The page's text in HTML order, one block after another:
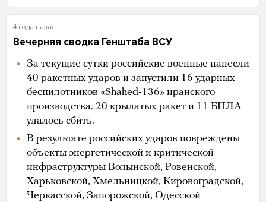
4 года назад
Вечерняя сводка Генштаба ВСУ
За текущие сутки российские военные нанесли
40 ракетных ударов и запустили 16 ударных
беспилотников «Shahed-136» иранского
производства. 20 крылатых ракет и 11 БПЛА
удалось сбить.
В результате российских ударов повреждены
объекты энергетической и критической
инфраструктуры Волынской, Ровенской,
Харьковской, Хмельницкой, Кировоградской,
Черкасской, Запорожской, Одесской